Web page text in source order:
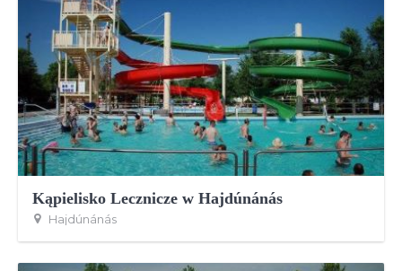
Kąpielisko Lecznicze w Hajdúnánás
Hajdúnánás